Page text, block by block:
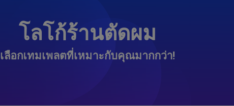
โลโก้ร้านตัดผม
เลือกเทมเพลตที่เหมาะกับคุณมากกว่า!